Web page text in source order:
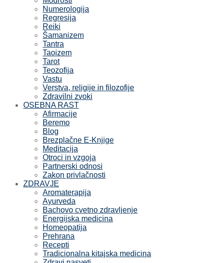
Numerologija
Regresija
Reiki
Šamanizem
Tantra
Taoizem
Tarot
Teozofija
Vastu
Verstva, religije in filozofije
Zdravilni zvoki
OSEBNA RAST
Afirmacije
Beremo
Blog
Brezplačne E-Knjige
Meditacija
Otroci in vzgoja
Partnerski odnosi
Zakon privlačnosti
ZDRAVJE
Aromaterapija
Ayurveda
Bachovo cvetno zdravljenje
Energijska medicina
Homeopatija
Prehrana
Recepti
Tradicionalna kitajska medicina